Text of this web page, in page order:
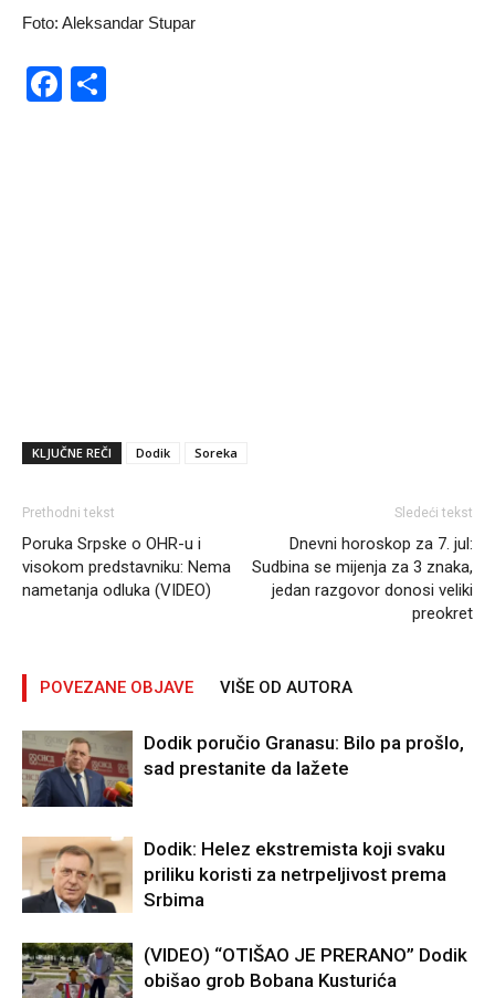
Foto: Aleksandar Stupar
Facebook
KLJUČNE REČI Dodik Soreka
Prethodni tekst
Poruka Srpske o OHR-u i
visokom predstavniku: Nema
nametanja odluka (VIDEO)
Sledeći tekst
Dnevni horoskop za 7. jul:
Sudbina se mijenja za 3 znaka,
jedan razgovor donosi veliki
preokret
POVEZANE OBJAVE VIŠE OD AUTORA
Dodik poručio Granasu: Bilo pa prošlo,
sad prestanite da lažete
Dodik: Helez ekstremista koji svaku
priliku koristi za netrpeljivost prema
Srbima
(VIDEO) “OTIŠAO JE PRERANO” Dodik
obišao grob Bobana Kusturića